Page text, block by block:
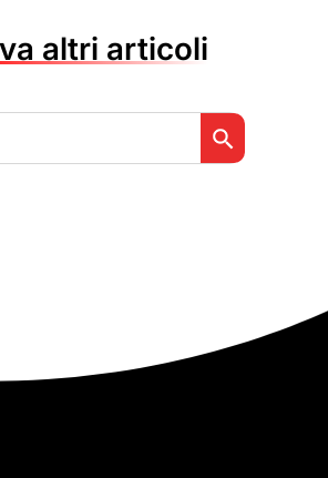
altri articoli
Search Button